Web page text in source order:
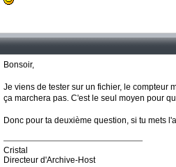
Bonsoir,
Je viens de tester sur un fichier, le compteur
ça marchera pas. C'est le seul moyen pour
Donc pour ta deuxième question, si tu mets
Cristal
Directeur d'Archive-Host